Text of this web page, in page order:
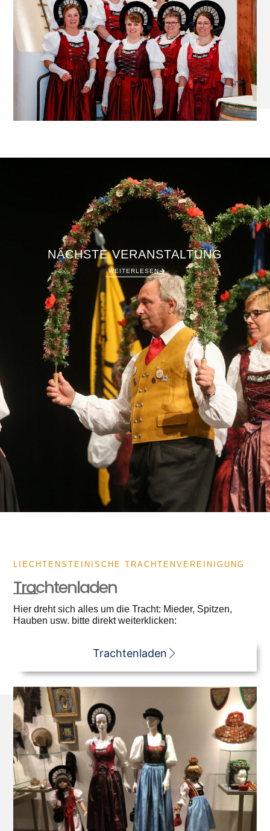
NÄCHSTE VERANSTALTUNG
WEITERLESEN
LIECHTENSTEINISCHE TRACHTENVEREINIGUNG
Trachtenladen
Hier dreht sich alles um die Tracht: Mieder, Spitzen,
Hauben usw. bitte direkt weiterklicken:
Trachtenladen